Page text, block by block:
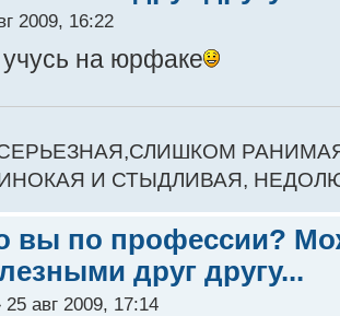
2009, 16:22
на юрфаке
И СТЫДЛИВАЯ,
вы по профессии?
друг другу...
авг 2009, 17:14